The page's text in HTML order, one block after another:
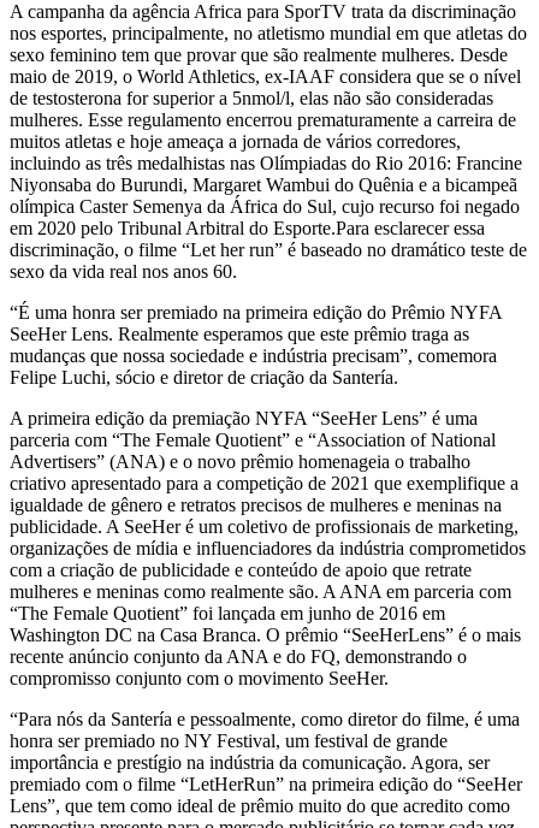
A campanha da agência Africa para SporTV trata da discriminação
nos esportes, principalmente, no atletismo mundial em que atletas do
sexo feminino tem que provar que são realmente mulheres. Desde
maio de 2019, o World Athletics, ex-IAAF considera que se o nível
de testosterona for superior a 5nmol/l, elas não são consideradas
mulheres. Esse regulamento encerrou prematuramente a carreira de
muitos atletas e hoje ameaça a jornada de vários corredores,
incluindo as três medalhistas nas Olímpiadas do Rio 2016: Francine
Niyonsaba do Burundi, Margaret Wambui do Quênia e a bicampeã
olímpica Caster Semenya da África do Sul, cujo recurso foi negado
em 2020 pelo Tribunal Arbitral do Esporte.Para esclarecer essa
discriminação, o filme “Let her run” é baseado no dramático teste de
sexo da vida real nos anos 60.
“É uma honra ser premiado na primeira edição do Prêmio NYFA
SeeHer Lens. Realmente esperamos que este prêmio traga as
mudanças que nossa sociedade e indústria precisam”, comemora
Felipe Luchi, sócio e diretor de criação da Santería.
A primeira edição da premiação NYFA “SeeHer Lens” é uma
parceria com “The Female Quotient” e “Association of National
Advertisers” (ANA) e o novo prêmio homenageia o trabalho
criativo apresentado para a competição de 2021 que exemplifique a
igualdade de gênero e retratos precisos de mulheres e meninas na
publicidade. A SeeHer é um coletivo de profissionais de marketing,
organizações de mídia e influenciadores da indústria comprometidos
com a criação de publicidade e conteúdo de apoio que retrate
mulheres e meninas como realmente são. A ANA em parceria com
“The Female Quotient” foi lançada em junho de 2016 em
Washington DC na Casa Branca. O prêmio “SeeHerLens” é o mais
recente anúncio conjunto da ANA e do FQ, demonstrando o
compromisso conjunto com o movimento SeeHer.
“Para nós da Santería e pessoalmente, como diretor do filme, é uma
honra ser premiado no NY Festival, um festival de grande
importância e prestígio na indústria da comunicação. Agora, ser
premiado com o filme “LetHerRun” na primeira edição do “SeeHer
Lens”, que tem como ideal de prêmio muito do que acredito como